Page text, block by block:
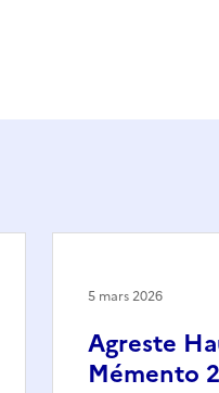
Agreste
Mémento
5 mars 2026